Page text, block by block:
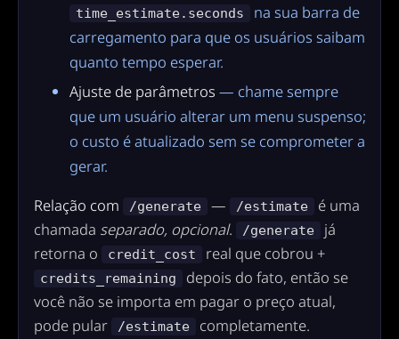
time_estimate.seconds
na sua barra de
carregamento para que os usuários saibam
quanto tempo esperar.
Ajuste de parâmetros — chame sempre
que um usuário alterar um menu suspenso;
o custo é atualizado sem se comprometer a
gerar.
Relação com
/generate — /estimate
é uma
chamada separado, opcional. /generate
já
retorna o
credit_cost real que cobrou +
credits_remaining
depois do fato, então se
você não se importa em pagar o preço atual,
pode pular
/estimate completamente.